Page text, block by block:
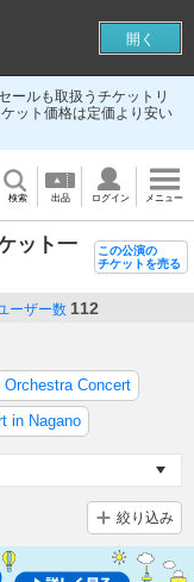
ールも取扱うチケットリ
ット価格は定価より安い
検索 出品 ログイン メニュー
ット一
この公演の
チケットを売る
ーザー数 112
Concert
in Nagano
絞り込み
開く